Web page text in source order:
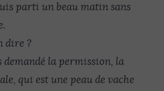
parti un beau matin sans
dire ?
demandé la permission, la
qui est une peau de vache